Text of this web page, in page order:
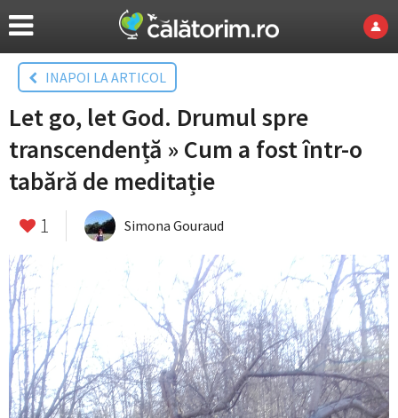
INAPOI LA ARTICOL
Let go, let God. Drumul spre
transcendență » Cum a fost într-o
tabără de meditație
1 Simona Gouraud